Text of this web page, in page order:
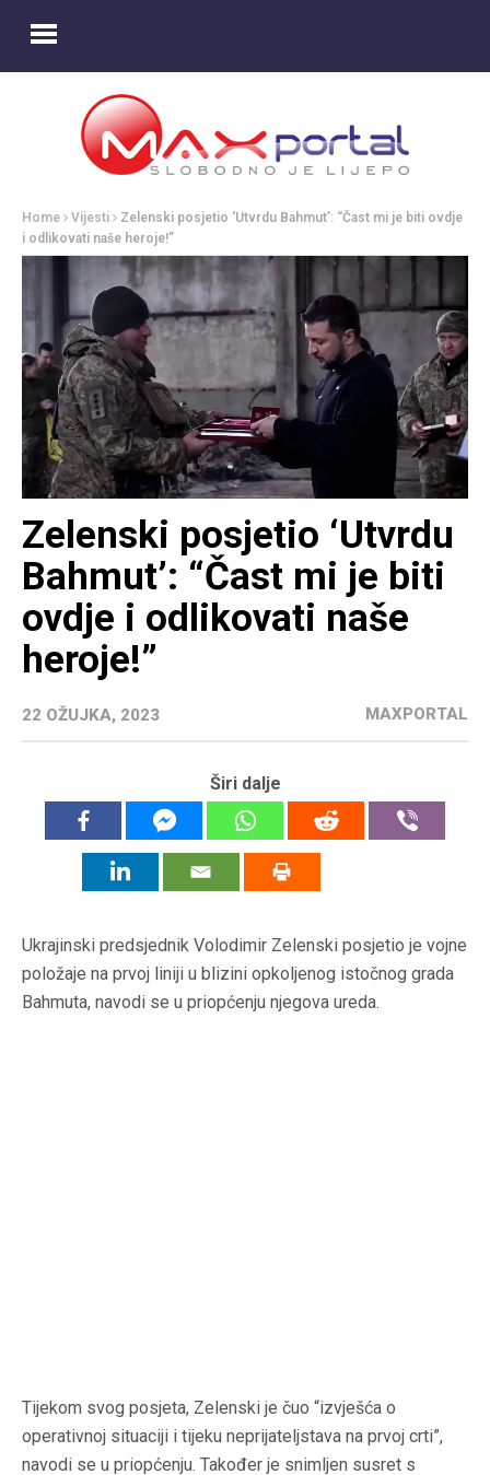
Home Vijesti
Zelenski posjetio ‘Utvrdu Bahmut’: “Čast mi je biti ovdje
i odlikovati naše heroje!”
Zelenski posjetio ‘Utvrdu
Bahmut’: “Čast mi je biti
ovdje i odlikovati naše
heroje!”
22 OŽUJKA, 2023 MAXPORTAL
Širi dalje
Ukrajinski predsjednik Volodimir Zelenski posjetio je vojne
položaje na prvoj liniji u blizini opkoljenog istočnog grada
Bahmuta, navodi se u priopćenju njegova ureda.
Tijekom svog posjeta, Zelenski je čuo “izvješća o
operativnoj situaciji i tijeku neprijateljstava na prvoj crti”,
navodi se u priopćenju. Također je snimljen susret s